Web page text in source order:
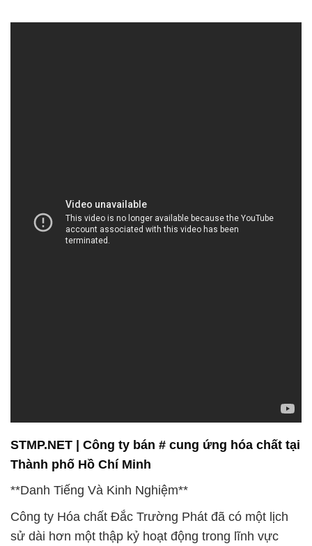
STMP.NET | Công ty bán # cung ứng hóa chất tại
Thành phố Hồ Chí Minh
**Danh Tiếng Và Kinh Nghiệm**
Công ty Hóa chất Đắc Trường Phát đã có một lịch
sử dài hơn một thập kỷ hoạt động trong lĩnh vực